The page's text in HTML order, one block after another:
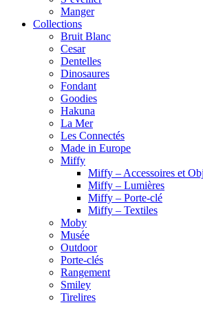
Manger
Collections
Bruit Blanc
Cesar
Dentelles
Dinosaures
Fondant
Goodies
Hakuna
La Mer
Les Connectés
Made in Europe
Miffy
Miffy – Accessoires et
Miffy – Lumières
Miffy – Porte-clé
Miffy – Textiles
Moby
Musée
Outdoor
Porte-clés
Rangement
Smiley
Tirelires